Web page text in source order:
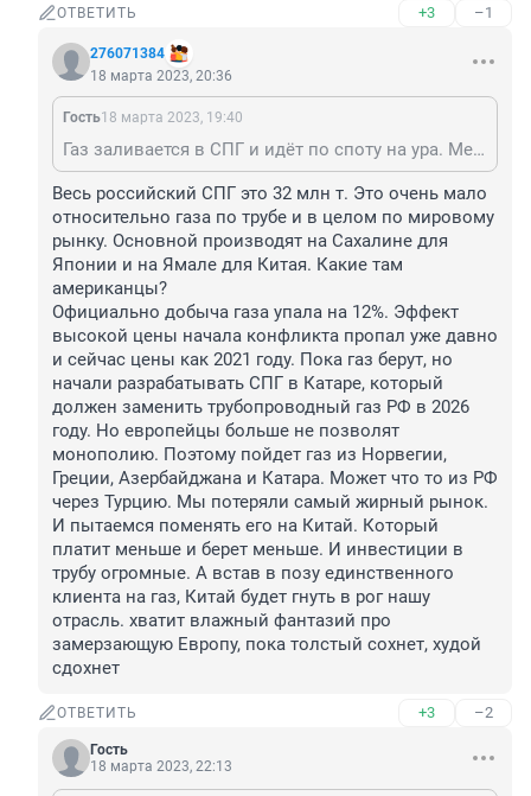
ОТВЕТИТЬ +3 –1
276071384
18 марта 2023, 20:36
Гость18 марта 2023, 19:40
Газ заливается в СПГ и идёт по споту на ура. Мериканци перекупают СПГ прямо в газовозах только шорох стоит. Ну и мешканци до сих пор любят длинную и толстую трубу Газпрома, проукраинские элементы его подрывать не собираются. Южные потоки все работают. Так что насчёт пропукали это куда нибудь в Ломбардию или швейцарский кантон.
Весь российский СПГ это 32 млн т. Это очень мало
относительно газа по трубе и в целом по мировому
рынку. Основной производят на Сахалине для
Японии и на Ямале для Китая. Какие там
американцы?
Официально добыча газа упала на 12%. Эффект
высокой цены начала конфликта пропал уже давно
и сейчас цены как 2021 году. Пока газ берут, но
начали разрабатывать СПГ в Катаре, который
должен заменить трубопроводный газ РФ в 2026
году. Но европейцы больше не позволят
монополию. Поэтому пойдет газ из Норвегии,
Греции, Азербайджана и Катара. Может что то из РФ
через Турцию. Мы потеряли самый жирный рынок.
И пытаемся поменять его на Китай. Который
платит меньше и берет меньше. И инвестиции в
трубу огромные. А встав в позу единственного
клиента на газ, Китай будет гнуть в рог нашу
отрасль. хватит влажный фантазий про
замерзающую Европу, пока толстый сохнет, худой
сдохнет
ОТВЕТИТЬ +3 –2
Гость
18 марта 2023, 22:13